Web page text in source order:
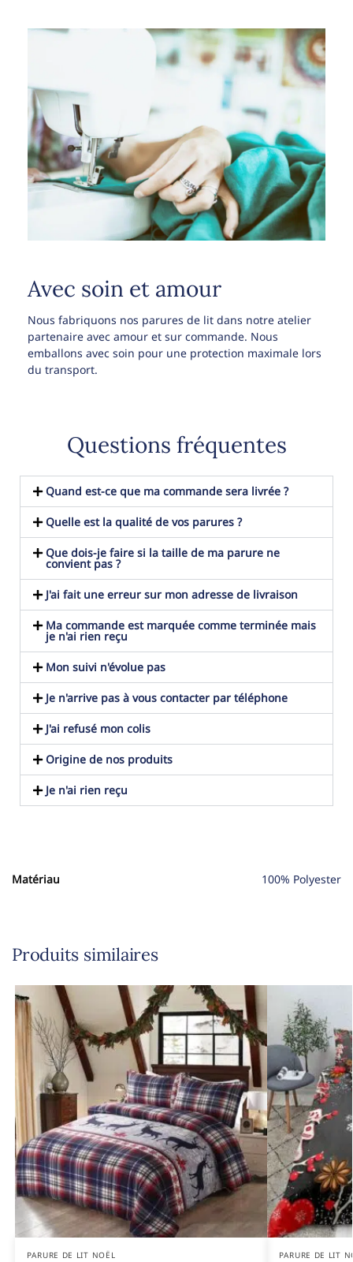
Avec soin et amour
Nous fabriquons nos parures de lit dans notre atelier
partenaire avec amour et sur commande. Nous
emballons avec soin pour une protection maximale lors
du transport.
Questions fréquentes
Quand est-ce que ma commande sera livrée ?
Quelle est la qualité de vos parures ?
Que dois-je faire si la taille de ma parure ne
convient pas ?
J'ai fait une erreur sur mon adresse de livraison
Ma commande est marquée comme terminée mais
je n'ai rien reçu
Mon suivi n'évolue pas
Je n'arrive pas à vous contacter par téléphone
J'ai refusé mon colis
Origine de nos produits
Je n'ai rien reçu
Matériau 100% Polyester
Produits similaires
PARURE DE LIT NOËL PARURE DE LIT